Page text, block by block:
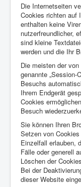
Die Internetseiten
Cookies richten auf
enthalten keine
nutzerfreundlicher,
sind kleine
werden und die Ihr
Die meisten der
genannte „Session-
Besuchs
Ihrem Endgerät
Cookies
Besuch
Sie können Ihren
Setzen von
Einzelfall erlauben,
Fälle oder generell
Löschen der
Bei der
dieser Website